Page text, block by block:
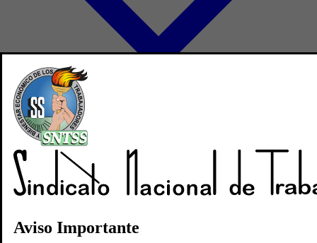
Directorio
Convocatorias
Aviso Importante